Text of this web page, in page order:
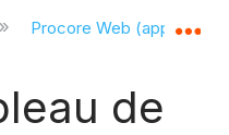
la hiérarchie
Procore Web
de